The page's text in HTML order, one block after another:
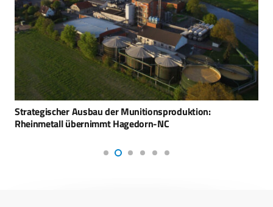
Strategischer Ausbau der Munitionsproduktion:
Rheinmetall übernimmt Hagedorn-NC